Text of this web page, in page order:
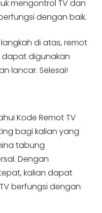
mengontrol TV dan
dengan baik.
di atas, remot
dapat digunakan
lancar. Selesai!
Kode Remot TV
bagi kalian yang
tabung
Dengan
kalian dapat
berfungsi dengan